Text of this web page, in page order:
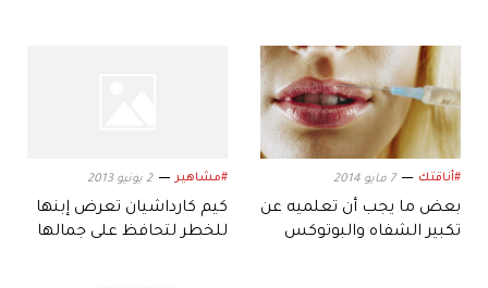
#أناقتك 7 مايو 2014
بعض ما يجب أن تعلميه عن
تكبير الشفاه والبوتوكس
#مشاهير 2 يونيو 2013
كيم كارداشيان تعرض إبنها
للخطر لتحافظ على جمالها